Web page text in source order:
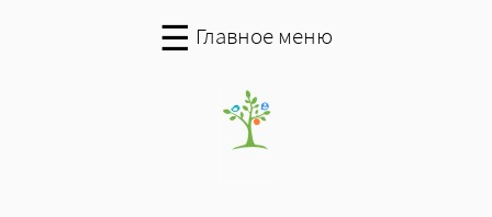
☰ Главное меню